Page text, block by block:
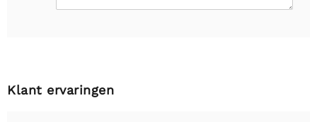
Klant ervaringen